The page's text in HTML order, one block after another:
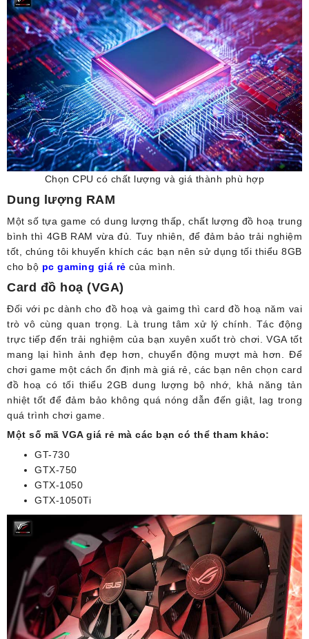
Chọn CPU có chất lượng và giá thành phù hợp
Dung lượng RAM
Một số tựa game có dung lượng thấp, chất lượng đồ hoạ trung
bình thì 4GB RAM vừa đủ. Tuy nhiên, để đảm bảo trải nghiệm
tốt, chúng tôi khuyến khích các bạn nên sử dụng tối thiểu 8GB
cho bộ pc gaming giá rẻ của mình.
Card đồ hoạ (VGA)
Đối với pc dành cho đồ hoạ và gaimg thì card đồ hoạ năm vai
trò vô cùng quan trọng. Là trung tâm xử lý chính. Tác động
trực tiếp đến trải nghiệm của bạn xuyên xuốt trò chơi. VGA tốt
mang lại hình ảnh đẹp hơn, chuyển động mượt mà hơn. Để
chơi game một cách ổn định mà giá rẻ, các bạn nên chọn card
đồ hoạ có tối thiểu 2GB dung lượng bộ nhớ, khả năng tản
nhiệt tốt để đảm bảo không quá nóng dẫn đến giật, lag trong
quá trình chơi game.
Một số mã VGA giá rẻ mà các bạn có thể tham khảo:
GT-730
GTX-750
GTX-1050
GTX-1050Ti